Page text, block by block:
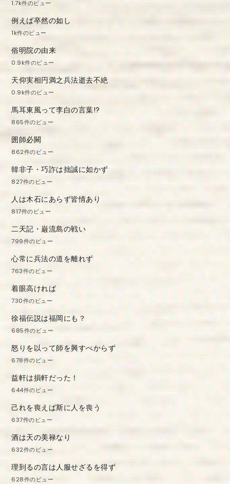
1.7k件のビュー
例えば卒然の如し
1k件のビュー
俗明院の由来
0.9k件のビュー
天仰実相円満之兵法逝去不絶
0.9k件のビュー
馬耳東風って李白の言葉!?
865件のビュー
囲師必闕
862件のビュー
韓非子・巧詐は拙誠に如かず
827件のビュー
人は木石にあらず皆情あり
817件のビュー
二天記・巌流島の戦い
799件のビュー
心常に兵法の道を離れず
763件のビュー
着眼高ければ
730件のビュー
徐福伝説は福岡にも？
685件のビュー
怒りを以って師を興すべからず
678件のビュー
益軒は損軒だった！
644件のビュー
己れを喪えば斯に人を喪う
637件のビュー
酒は天の美禄なり
632件のビュー
理到るの言は人服せざるを得ず
628件のビュー